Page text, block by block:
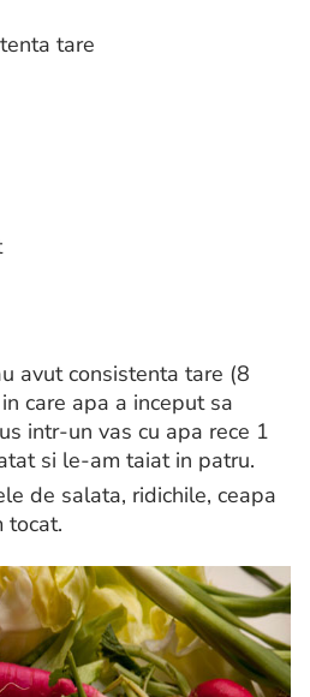
tare
avut consistenta tare (8
care apa a inceput sa
intr-un vas cu apa rece 1
si le-am taiat in patru.
de salata, ridichile, ceapa
tocat.